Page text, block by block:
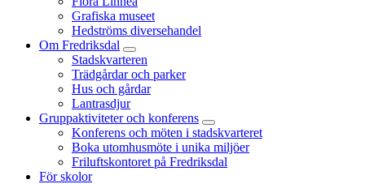
Grafiska museet
Hedströms diversehandel
Om Fredriksdal
Stadskvarteren
Trädgårdar och parker
Hus och gårdar
Lantrasdjur
Gruppaktiviteter och konferens
Konferens och möten i stadskvarteret
Boka utomhusmöte i unika miljöer
Friluftskontoret på Fredriksdal
För skolor